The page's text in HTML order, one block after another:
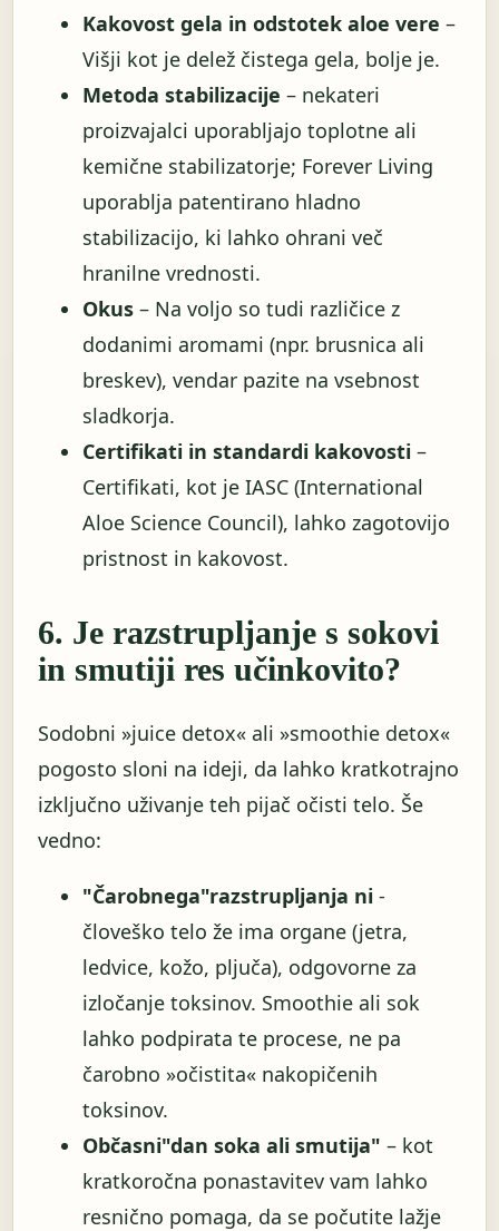
Kakovost gela in odstotek aloe vere –
Višji kot je delež čistega gela, bolje je.
Metoda stabilizacije – nekateri
proizvajalci uporabljajo toplotne ali
kemične stabilizatorje; Forever Living
uporablja patentirano hladno
stabilizacijo, ki lahko ohrani več
hranilne vrednosti.
Okus – Na voljo so tudi različice z
dodanimi aromami (npr. brusnica ali
breskev), vendar pazite na vsebnost
sladkorja.
Certifikati in standardi kakovosti –
Certifikati, kot je IASC (International
Aloe Science Council), lahko zagotovijo
pristnost in kakovost.
6. Je razstrupljanje s sokovi
in ​​smutiji res učinkovito?
Sodobni »juice detox« ali »smoothie detox«
pogosto sloni na ideji, da lahko kratkotrajno
izključno uživanje teh pijač očisti telo. Še
vedno:
"Čarobnega"razstrupljanja ni -
človeško telo že ima organe (jetra,
ledvice, kožo, pljuča), odgovorne za
izločanje toksinov. Smoothie ali sok
lahko podpirata te procese, ne pa
čarobno »očistita« nakopičenih
toksinov.
Občasni"dan soka ali smutija" – kot
kratkoročna ponastavitev vam lahko
resnično pomaga, da se počutite lažje